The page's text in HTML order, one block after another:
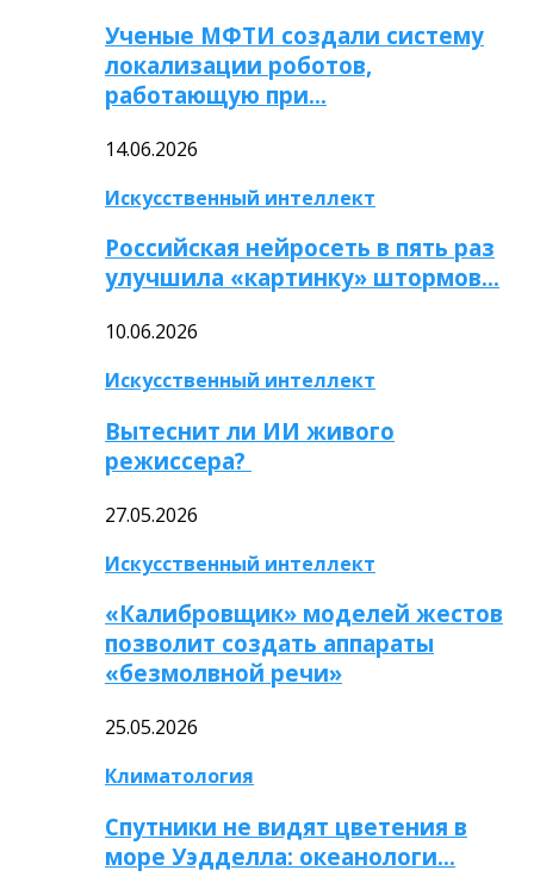
Ученые МФТИ создали систему
локализации роботов,
работающую при…
14.06.2026
Искусственный интеллект
Российская нейросеть в пять раз
улучшила «картинку» штормов…
10.06.2026
Искусственный интеллект
Вытеснит ли ИИ живого
режиссера?
27.05.2026
Искусственный интеллект
«Калибровщик» моделей жестов
позволит создать аппараты
«безмолвной речи»
25.05.2026
Климатология
Спутники не видят цветения в
море Уэдделла: океанологи…